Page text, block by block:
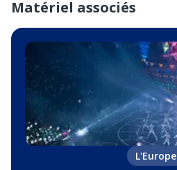
Matériel associés
L'Europe